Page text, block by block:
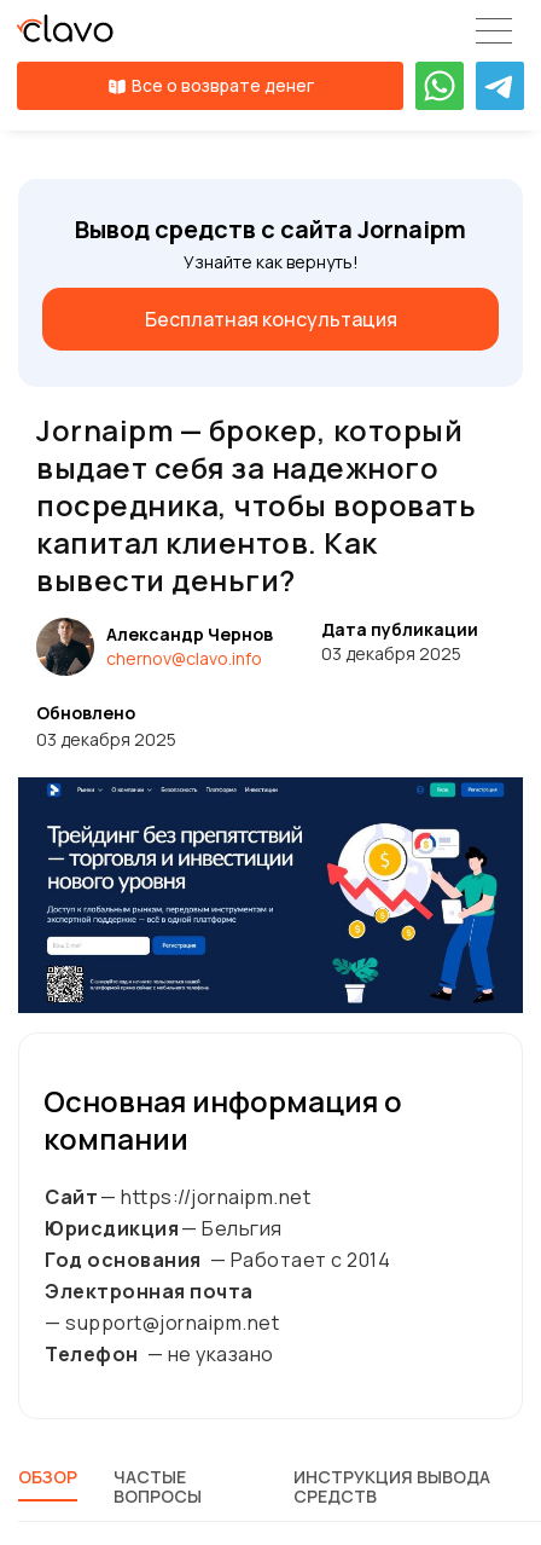
Все о возврате денег
Вывод средств с сайта Jornaipm
Узнайте как вернуть!
Бесплатная консультация
Jornaipm — брокер, который
выдает себя за надежного
посредника, чтобы воровать
капитал клиентов. Как
вывести деньги?
Александр Чернов
chernov@clavo.info
Дата публикации
03 декабря 2025
Обновлено
03 декабря 2025
Основная информация о
компании
Сайт— https://jornaipm.net
Юрисдикция— Бельгия
Год основания — Работает с2014
Электронная почта
— support@jornaipm.net
Телефон — не указано
ОБЗОР
ЧАСТЫЕ
ВОПРОСЫ
ИНСТРУКЦИЯ ВЫВОДА
СРЕДСТВ